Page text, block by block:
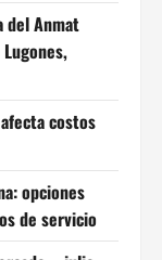
del Anmat
costos
opciones
de servicio